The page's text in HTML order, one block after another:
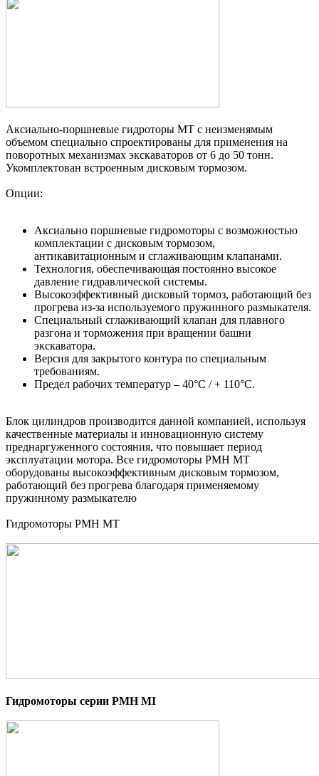
Аксиально-поршневые гидроторы МТ с неизменямым
объемом специально спроектированы для применения на
поворотных механизмах экскаваторов от 6 до 50 тонн.
Укомплектован встроенным дисковым тормозом.
Опции:
Аксиально поршневые гидромоторы с возможностью
комплектации с дисковым тормозом,
антикавитационным и сглаживающим клапанами.
Технология, обеспечивающая постоянно высокое
давление гидравлической системы.
Высокоэффективный дисковый тормоз, работающий без
прогрева из-за используемого пружинного размыкателя.
Специальный сглаживающий клапан для плавного
разгона и торможения при вращении башни
экскаватора.
Версия для закрытого контура по специальным
требованиям.
Предел рабочих температур – 40°C / + 110°C.
Блок цилиндров производится данной компанией, используя
качественные материалы и инновационную систему
преднаргуженного состояния, что повышает период
эксплуатации мотора. Все гидромоторы PMH MT
оборудованы высокоэффективным дисковым тормозом,
работающий без прогрева благодаря применяемому
пружинному размыкателю
Гидромоторы PMH MT
Гидромоторы серии PMH MI